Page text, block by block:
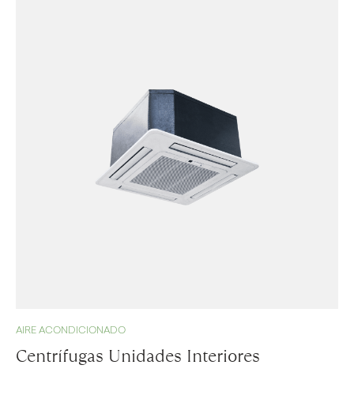
AIRE ACONDICIONADO
Centrífugas Unidades Interiores